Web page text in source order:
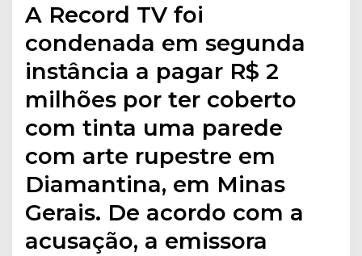
A Record TV foi
condenada em segunda
instância a pagar R$ 2
milhões por ter coberto
com tinta uma parede
com arte rupestre em
Diamantina, em Minas
Gerais. De acordo com a
acusação, a emissora